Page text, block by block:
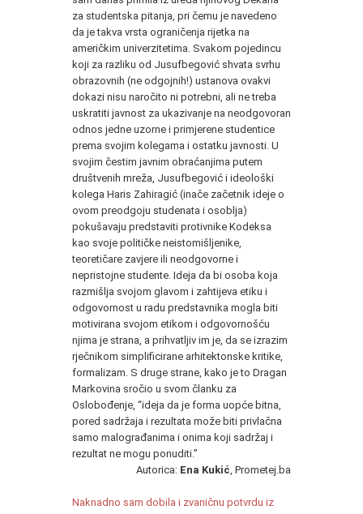
za studentska pitanja, pri čemu je navedeno
da je takva vrsta ograničenja rijetka na
američkim univerzitetima. Svakom pojedincu
koji za razliku od Jusufbegović shvata svrhu
obrazovnih (ne odgojnih!) ustanova ovakvi
dokazi nisu naročito ni potrebni, ali ne treba
uskratiti javnost za ukazivanje na neodgovoran
odnos jedne uzorne i primjerene studentice
prema svojim kolegama i ostatku javnosti. U
svojim čestim javnim obraćanjima putem
društvenih mreža, Jusufbegović i ideološki
kolega Haris Zahiragić (inače začetnik ideje o
ovom preodgoju studenata i osoblja)
pokušavaju predstaviti protivnike Kodeksa
kao svoje političke neistomišljenike,
teoretičare zavjere ili neodgovorne i
nepristojne studente. Ideja da bi osoba koja
razmišlja svojom glavom i zahtijeva etiku i
odgovornost u radu predstavnika mogla biti
motivirana svojom etikom i odgovornošću
njima je strana, a prihvatljiv im je, da se izrazim
rječnikom simplificirane arhitektonske kritike,
formalizam. S druge strane, kako je to Dragan
Markovina sročio u svom članku za
Oslobođenje, “ideja da je forma uopće bitna,
pored sadržaja i rezultata može biti privlačna
samo malograđanima i onima koji sadržaj i
rezultat ne mogu ponuditi.”
Autorica: Ena Kukić, Prometej.ba
Naknadno sam dobila i zvaničnu potvrdu iz